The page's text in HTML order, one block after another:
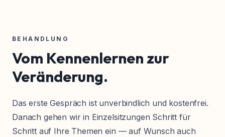
BEHANDLUNG
Vom Kennenlernen zur
Veränderung.
Das erste Gespräch ist unverbindlich und kostenfrei.
Danach gehen wir in Einzelsitzungen Schritt für
Schritt auf Ihre Themen ein — auf Wunsch auch